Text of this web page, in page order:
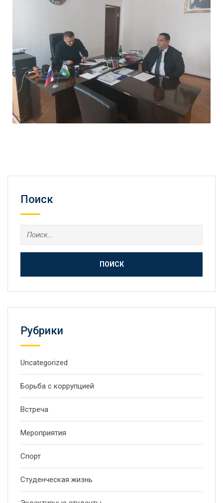
Поиск
Рубрики
Uncategorized
Борьба с коррупцией
Встреча
Мероприятия
Спорт
Студенческая жизнь